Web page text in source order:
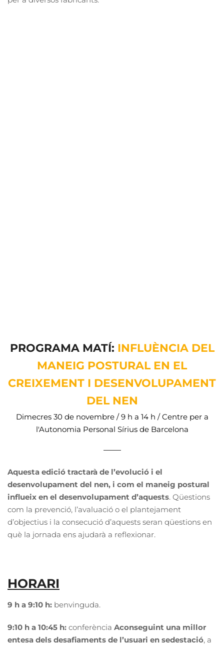
PROGRAMA MATÍ: INFLUÈNCIA DEL
MANEIG POSTURAL EN EL
CREIXEMENT I DESENVOLUPAMENT
DEL NEN
Dimecres 30 de novembre / 9 h a 14 h / Centre per a
l'Autonomia Personal Sírius de Barcelona
Aquesta edició tractarà de l’evolució i el
desenvolupament del nen, i com el maneig postural
influeix en el desenvolupament d’aquests. Qüestions
com la prevenció, l’avaluació o el plantejament
d’objectius i la consecució d’aquests seran qüestions en
què la jornada ens ajudarà a reflexionar.
HORARI
9 h a 9:10 h: benvinguda.
9:10 h a 10:45 h: conferència Aconseguint una millor
entesa dels desafiaments de l’usuari en sedestació, a